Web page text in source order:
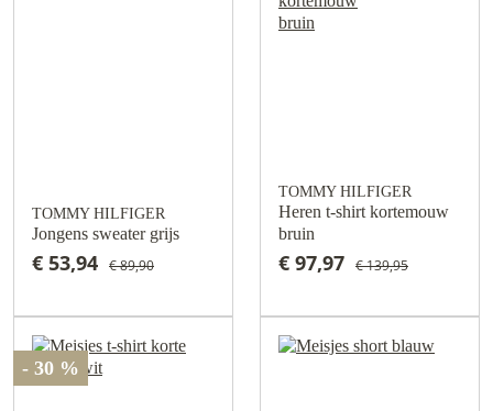
TOMMY HILFIGER
Jongens sweater grijs
€ 53,94 € 89,90
TOMMY HILFIGER
Heren t-shirt kortemouw
bruin
€ 97,97 € 139,95
- 30 %